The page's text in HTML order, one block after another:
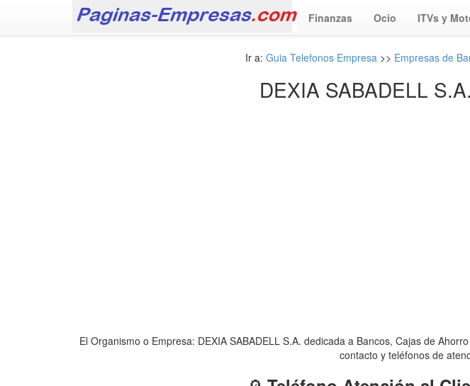
Finanzas Ocio ITVs y
Ir a: Guia Telefonos Empresa>> Empresas de
DEXIA SABADELL
El Organismo o Empresa: DEXIA SABADELL S.A. dedicada a Bancos, Cajas de
contacto y teléfonos de